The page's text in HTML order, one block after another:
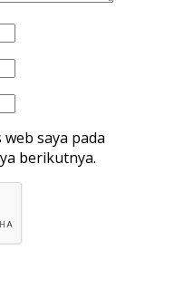
saya pada
berikutnya.